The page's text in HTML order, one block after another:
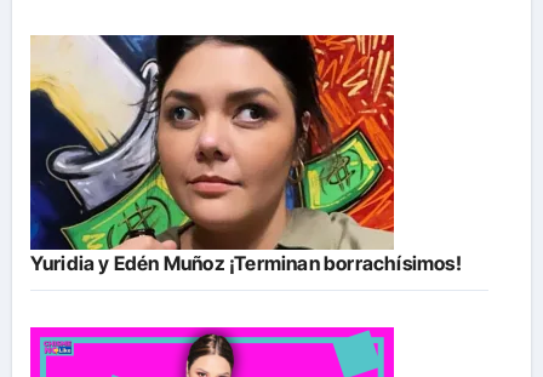
Yuridia y Edén Muñoz ¡Terminan borrachísimos!